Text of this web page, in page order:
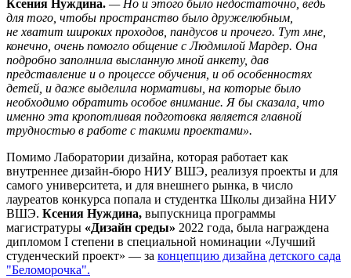
Ксения Нуждина. — Но и этого было недостаточно, ведь
для того, чтобы пространство было дружелюбным,
не хватит широких проходов, пандусов и прочего. Тут мне,
конечно, очень помогло общение с Людмилой Мардер. Она
подробно заполнила высланную мной анкету, дав
представление и о процессе обучения, и об особенностях
детей, и даже выделила нормативы, на которые было
необходимо обратить особое внимание. Я бы сказала, что
именно эта кропотливая подготовка является главной
трудностью в работе с такими проектами».
Помимо Лаборатории дизайна, которая работает как
внутреннее дизайн-бюро НИУ ВШЭ, реализуя проекты и для
самого университета, и для внешнего рынка, в число
лауреатов конкурса попала и студентка Школы дизайна НИУ
ВШЭ. Ксения Нуждина, выпускница программы
магистратуры «Дизайн среды» 2022 года, была награждена
дипломом I степени в специальной номинации «Лучший
студенческий проект» — за концепцию дизайна детского сада
"Беломорочка".